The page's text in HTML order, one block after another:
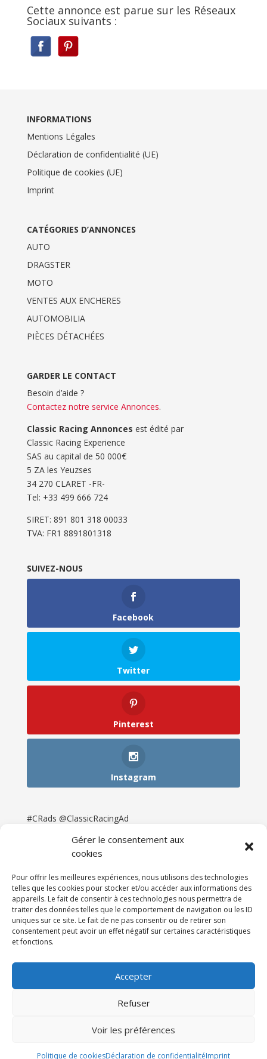
Gérer le consentement aux
cookies
Pour offrir les meilleures expériences, nous utilisons des technologies
telles que les cookies pour stocker et/ou accéder aux informations des
appareils. Le fait de consentir à ces technologies nous permettra de
traiter des données telles que le comportement de navigation ou les ID
uniques sur ce site. Le fait de ne pas consentir ou de retirer son
consentement peut avoir un effet négatif sur certaines caractéristiques
et fonctions.
Accepter
Refuser
Voir les préférences
Politique de cookiesDéclaration de confidentialitéImprint
Cette annonce est parue sur les Réseaux
Sociaux suivants :
INFORMATIONS
Mentions Légales
Déclaration de confidentialité (UE)
Politique de cookies (UE)
Imprint
CATÉGORIES D’ANNONCES
AUTO
DRAGSTER
MOTO
VENTES AUX ENCHERES
AUTOMOBILIA
PIÈCES DÉTACHÉES
GARDER LE CONTACT
Besoin d’aide ?
Contactez notre service Annonces.
Classic Racing Annonces est édité par
Classic Racing Experience
SAS au capital de 50 000€
5 ZA les Yeuzses
34 270 CLARET -FR-
Tel: ‭+33 499 666 724‬
SIRET: 891 801 318 00033
TVA: FR1 8891801318
SUIVEZ-NOUS
Facebook
Twitter
Pinterest
Instagram
#CRads @ClassicRacingAd
Newsletter & Presse
Partenaires
Tarifs
Espace Client
121DigitalGroup |
121DigitalGroup